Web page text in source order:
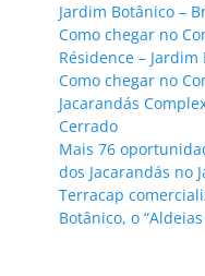
Jardim Botânico –
Como chegar no
Résidence –
Como chegar no
Jacarandás
Cerrado
Mais 76
dos Jacarandás no
Terracap
Botânico, o